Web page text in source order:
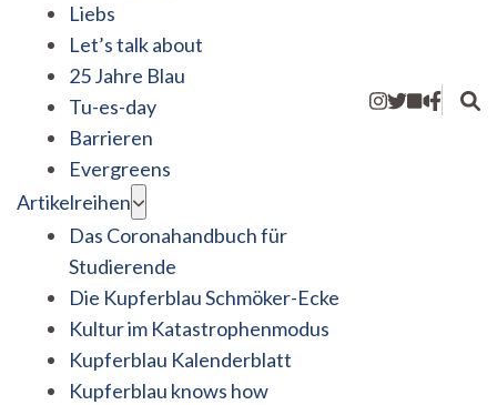
Liebs
Let’s talk about
25 Jahre Blau
Tu-es-day
Barrieren
Evergreens
Artikelreihen
Das Coronahandbuch für
Studierende
Die Kupferblau Schmöker-Ecke
Kultur im Katastrophenmodus
Kupferblau Kalenderblatt
Kupferblau knows how